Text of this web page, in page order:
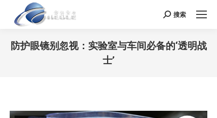
Search:
搜索
防护眼镜别忽视：实验室与车间必备的‘透明战
士’